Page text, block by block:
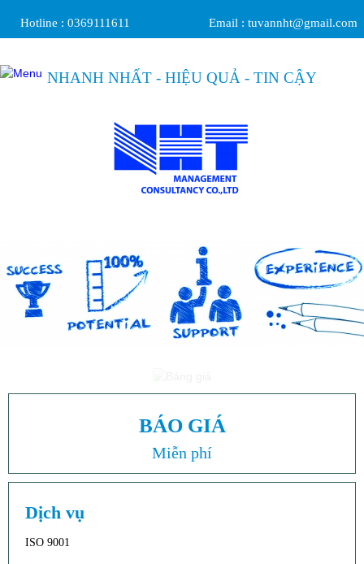
Hotline : 0369111611 Email : tuvannht@gmail.com
NHANH NHẤT - HIỆU QUẢ - TIN CẬY
BÁO GIÁ
Miễn phí
Dịch vụ
ISO 9001